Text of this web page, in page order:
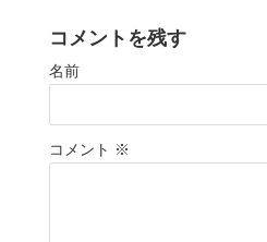
コメントを残す
名前
コメント ※